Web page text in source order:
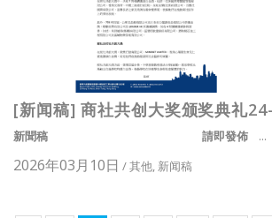
[新闻稿] 商社共创大奖颁奖典礼
新聞稿 請即發佈 ...
2026年03月10日 /其他, 新闻稿